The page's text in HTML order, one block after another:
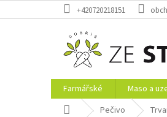
na
+420720218151
Farmářské Maso a
Domů Pečivo